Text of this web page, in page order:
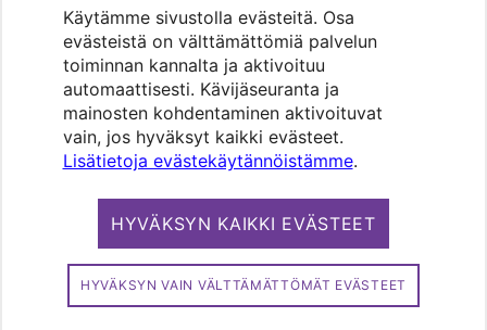
Käytämme sivustolla evästeitä. Osa
evästeistä on välttämättömiä palvelun
toiminnan kannalta ja aktivoituu
automaattisesti. Kävijäseuranta ja
mainosten kohdentaminen aktivoituvat
vain, jos hyväksyt kaikki evästeet.
Lisätietoja evästekäytännöistämme.
HYVÄKSYN KAIKKI EVÄSTEET
HYVÄKSYN VAIN VÄLTTÄMÄTTÖMÄT EVÄSTEET
MENOHAKU
Pääkaupunkiseudun evankelis-
luterilaisten seurakuntien media.
Copyright 2026. Kirkko ja kaupunki. All
rights reserved.